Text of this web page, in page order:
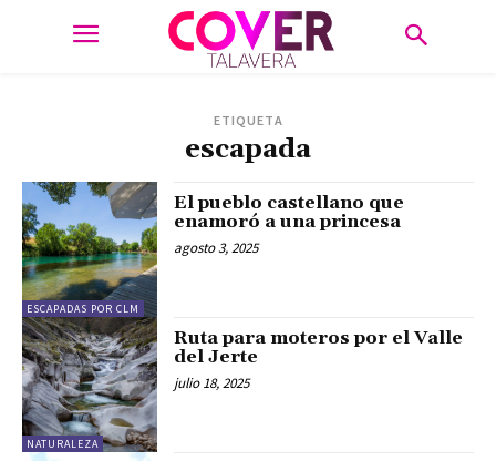
ETIQUETA
escapada
ESCAPADAS POR CLM
El pueblo castellano que
enamoró a una princesa
agosto 3, 2025
NATURALEZA
Ruta para moteros por el Valle
del Jerte
julio 18, 2025